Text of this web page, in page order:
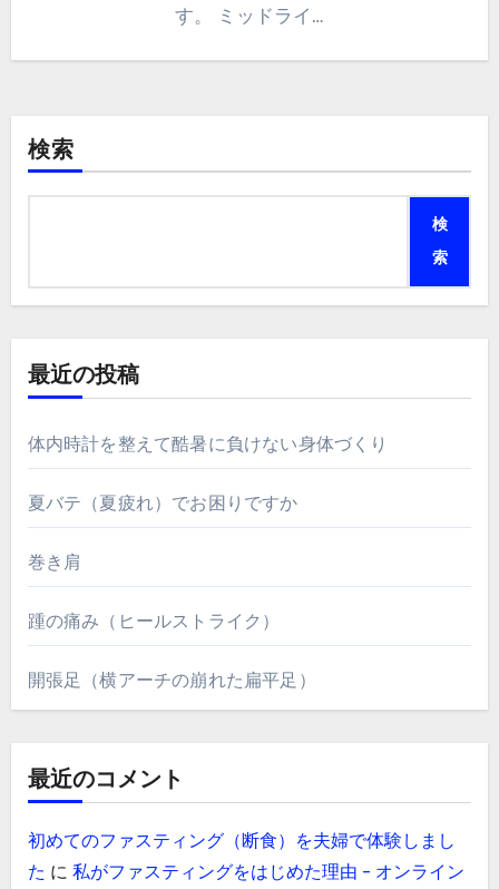
す。 ミッドライ…
検索
検
索
最近の投稿
体内時計を整えて酷暑に負けない身体づくり
夏バテ（夏疲れ）でお困りですか
巻き肩
踵の痛み（ヒールストライク）
開張足（横アーチの崩れた扁平足）
最近のコメント
初めてのファスティング（断食）を夫婦で体験しまし
た に 私がファスティングをはじめた理由 - オンライン